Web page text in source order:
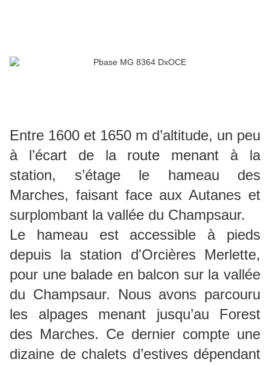
Entre 1600 et 1650 m d’altitude, un peu
à l’écart de la route menant à la
station, s’étage le hameau des
Marches, faisant face aux Autanes et
surplombant la vallée du Champsaur.
Le hameau est accessible à pieds
depuis la station d'Orcières Merlette,
pour une balade en balcon sur la vallée
du Champsaur. Nous avons parcouru
les alpages menant jusqu’au Forest
des Marches. Ce dernier compte une
dizaine de chalets d’estives dépendant